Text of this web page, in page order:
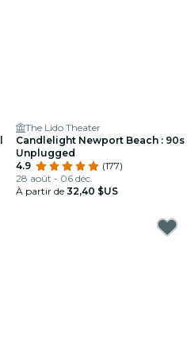
The Lido Theater
Candlelight Newport Beach : 90s
Unplugged
4.9
(177)
28 août - 06 déc.
À partir de 32,40 $US